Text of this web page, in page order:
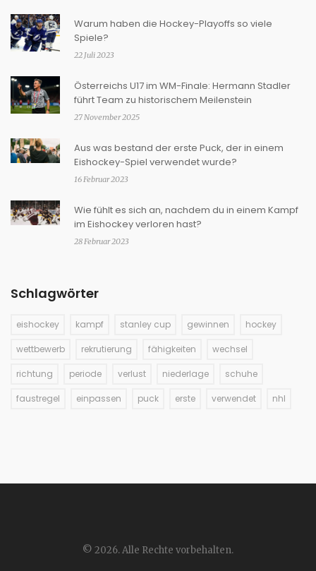
Warum haben die Hockey-Playoffs so viele
Spiele?
22 Juli 2023
Österreichs U17 im WM-Finale: Hermann Stadler
führt Team zu historischem Meilenstein
27 November 2025
Aus was bestand der erste Puck, der in einem
Eishockey-Spiel verwendet wurde?
16 Februar 2023
Wie fühlt es sich an, nachdem du in einem Kampf
im Eishockey verloren hast?
28 Februar 2023
Schlagwörter
eishockey kampf stanley cup gewinnen hockey
wettbewerb rekrutierung fähigkeiten wechsel
richtung periode verlust niederlage schuhe
faustregel einpassen puck erste verwendet nhl
© 2026. Alle Rechte vorbehalten.